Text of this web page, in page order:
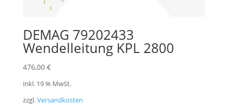
DEMAG 79202433
Wendelleitung KPL 2800
476,00 €
inkl. 19 % MwSt.
zzgl.Versandkosten